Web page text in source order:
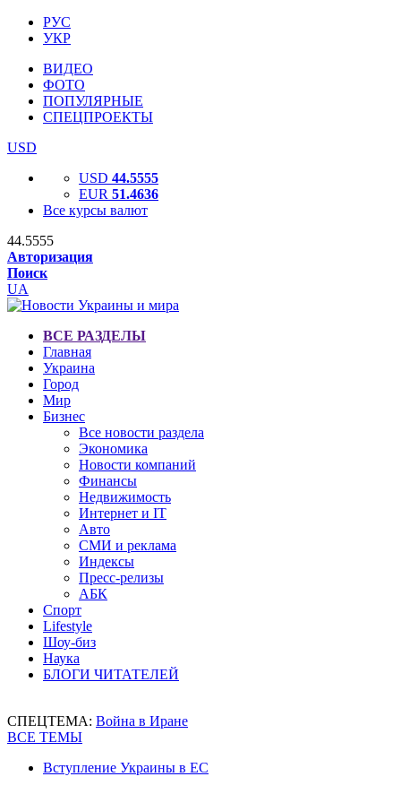
РУС
УКР
ВИДЕО
ФОТО
ПОПУЛЯРНЫЕ
СПЕЦПРОЕКТЫ
USD
USD 44.5555
EUR 51.4636
Все курсы валют
44.5555
Авторизация
Поиск
UA
ВСЕ РАЗДЕЛЫ
Главная
Украина
Город
Мир
Бизнес
Все новости раздела
Экономика
Новости компаний
Финансы
Недвижимость
Интернет и IT
Авто
СМИ и реклама
Индексы
Пресс-релизы
АБК
Спорт
Lifestyle
Шоу-биз
Наука
БЛОГИ ЧИТАТЕЛЕЙ
СПЕЦТЕМА: Война в Иране
ВСЕ ТЕМЫ
Вступление Украины в ЕС